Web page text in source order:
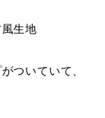
生地
ついていて、